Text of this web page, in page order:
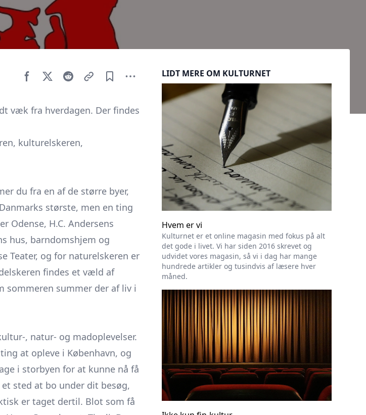
væk fra hverdagen. Der findes
kulturelskeren,
du fra en af de større byer,
største, men en ting
Odense, H.C. Andersens
hus, barndomshjem og
Teater, og for naturelskeren er
findes et væld af
sommeren summer der af liv i
, natur- og madoplevelser.
at opleve i København, og
i storbyen for at kunne nå få
et sted at bo under dit besøg,
er taget dertil. Blot som få
Sidebar
LIDT MERE OM KULTURNET
Hvem er vi
Kulturnet er et online magasin med fokus på alt
det gode i livet. Vi har siden 2016 skrevet og
udvidet vores magasin, så vi i dag har mange
hundrede artikler og tusindvis af læsere hver
måned.